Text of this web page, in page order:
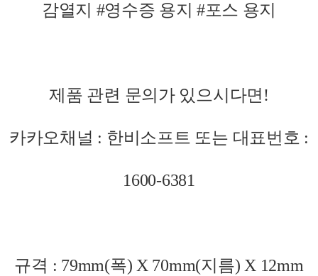
감열지 #영수증 용지 #포스 용지
제품 관련 문의가 있으시다면!
카카오채널 : 한비소프트 또는 대표번호 :
1600-6381
규격 : 79mm(폭) X 70mm(지름) X 12mm